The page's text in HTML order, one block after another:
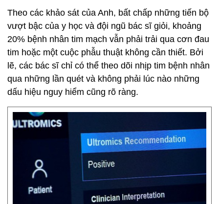
Theo các khảo sát của Anh, bất chấp những tiến bộ
vượt bậc của y học và đội ngũ bác sĩ giỏi, khoảng
20% bệnh nhân tim mạch vẫn phải trải qua cơn đau
tim hoặc một cuộc phẫu thuật không cần thiết. Bởi
lẽ, các bác sĩ chỉ có thể theo dõi nhịp tim bệnh nhân
qua những lần quét và không phải lúc nào những
dấu hiệu nguy hiểm cũng rõ ràng.